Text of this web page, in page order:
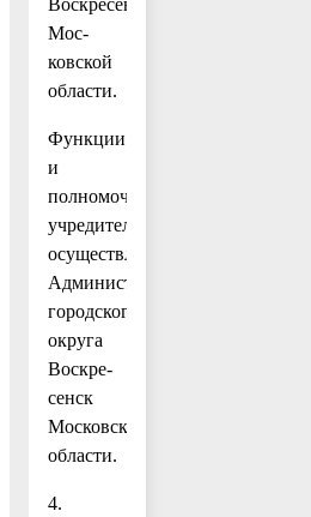
Мос-
ковской
области.
Функции
и
полномочия
учредителя
осуществляет
Администрация
городского
округа
Воскре-
сенск
Московской
области.
4.